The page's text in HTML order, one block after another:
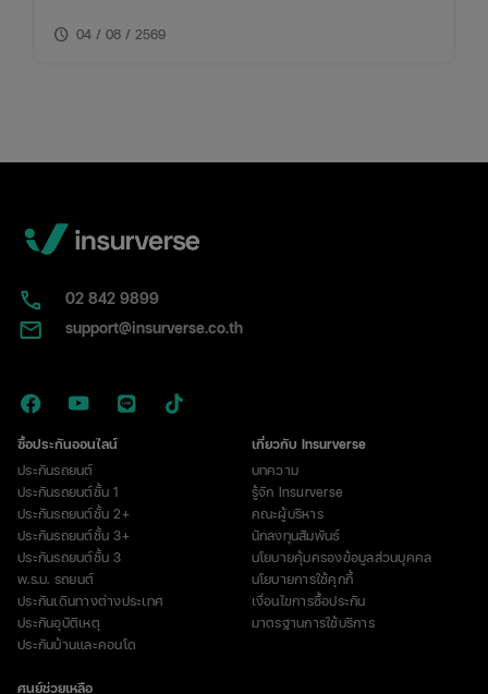
ต้องและใช้เครื่องมือที่เหมาะสม บทความนี้จึงรวบรวมวิธี
schedule 04 / 08 / 2569
02​ 842 9899
support@insurverse.co.th
ซื้อประกันออนไลน์
ประกันรถยนต์
ประกันรถยนต์ชั้น 1
ประกันรถยนต์ชั้น 2+
ประกันรถยนต์ชั้น 3+
ประกันรถยนต์ชั้น 3
พ.ร.บ. รถยนต์
ประกันเดินทางต่างประเทศ
ประกันอุบัติเหตุ
ประกันบ้านและคอนโด
เกี่ยวกับ Insurverse
บทความ
รู้จัก Insurverse
คณะผู้บริหาร
นักลงทุนสัมพันธ์
นโยบายคุ้มครองข้อมูลส่วนบุคคล
นโยบายการใช้คุกกี้
เงื่อนไขการซื้อประกัน
มาตรฐานการใช้บริการ
ศูนย์ช่วยเหลือ